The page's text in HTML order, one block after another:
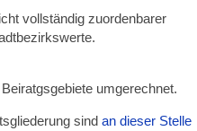
vollständig zuordenbarer
umgerechnet.
sind an dieser Stelle